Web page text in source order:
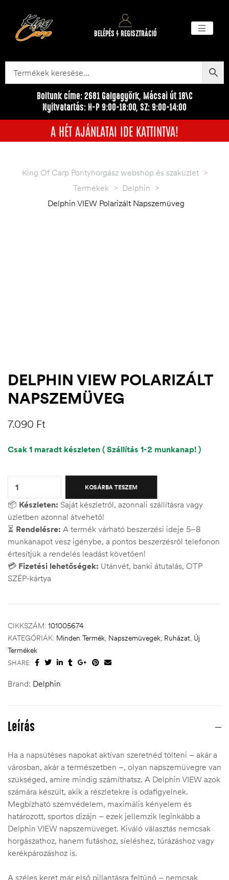
BELÉPÉS / REGISZTRÁCIÓ
Boltunk címe: 2681 Galgagyörk, Mácsai út 18\C
Nyitvatartás: H-P 9:00-18:00, SZ: 9:00-14:00
A HÉT AJÁNLATAI IDE KATTINTVA!
King Of Carp Pontyhorgász webshop és szaküzlet >
Termékek > Delphin >
Delphin VIEW Polarizált Napszemüveg
DELPHIN VIEW POLARIZÁLT
NAPSZEMÜVEG
7.090 Ft
Csak 1 maradt készleten ( Szállítás 1-2 munkanap! )
KOSÁRBA TESZEM
📦 Készleten: Saját készletről, azonnali szállításra vagy
üzletben azonnal átvehető!
⏳ Rendelésre: A termék várható beszerzési ideje 5–8
munkanapot vesz igénybe, a pontos beszerzésről telefonon
értesítjük a rendelés leadást követően!
💳 Fizetési lehetőségek: Utánvét, banki átutalás, OTP
SZÉP-kártya
CIKKSZÁM: 101005674
KATEGÓRIÁK: Minden Termék, Napszemüvegek, Ruházat, Új
Termékek
SHARE:
Brand: Delphin
Leírás
Ha a napsütéses napokat aktívan szeretnéd tölteni – akár a
városban, akár a természetben –, olyan napszemüvegre van
szükséged, amire mindig számíthatsz. A Delphin VIEW azok
számára készült, akik a részletekre is odafigyelnek.
Megbízható szemvédelem, maximális kényelem és
határozott, sportos dizájn – ezek jellemzik leginkább a
Delphin VIEW napszemüveget. Kiváló választás nemcsak
horgászathoz, hanem futáshoz, síeléshez, túrázáshoz vagy
kerékpározáshoz is.
A széles keret már első pillantásra feltűnő – nemcsak